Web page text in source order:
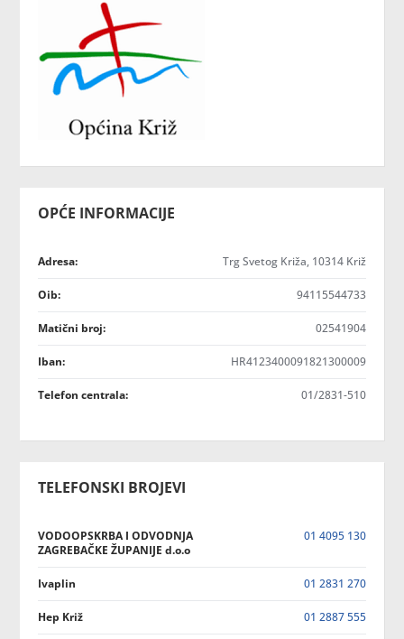
OPĆE INFORMACIJE
Adresa: Trg Svetog Križa, 10314 Križ
Oib: 94115544733
Matični broj: 02541904
Iban: HR4123400091821300009
Telefon centrala: 01/2831-510
TELEFONSKI BROJEVI
VODOOPSKRBA I ODVODNJA
ZAGREBAČKE ŽUPANIJE d.o.o
01 4095 130
Ivaplin 01 2831 270
Hep Križ 01 2887 555